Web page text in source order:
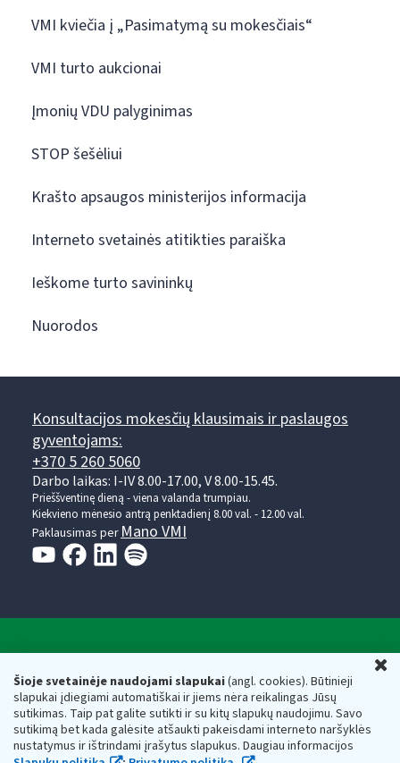
Šioje svetainėje naudojami slapukai(angl. cookies). Būtinieji
slapukai įdiegiami automatiškai ir jiems nėra reikalingas Jūsų
sutikimas. Taip pat galite sutikti ir su kitų slapukų naudojimu. Savo
sutikimą bet kada galėsite atšaukti pakeisdami interneto naršyklės
nustatymus ir ištrindami įrašytus slapukus. Daugiau informacijos
VMI kviečia į „Pasimatymą su mokesčiais“
VMI turto aukcionai
Įmonių VDU palyginimas
STOP šešėliui
Krašto apsaugos ministerijos informacija
Interneto svetainės atitikties paraiška
Ieškome turto savininkų
Nuorodos
Konsultacijos mokesčių klausimais ir paslaugos
gyventojams:
+370 5 260 5060
Darbo laikas: I-IV 8.00-17.00, V 8.00-15.45.
Prieššventinę dieną - viena valanda trumpiau.
Kiekvieno mėnesio antrą penktadienį 8.00 val. - 12.00 val.
Paklausimas perMano VMI
Valstybinė mokesčių inspekcija prie Lietuvos
Respublikos finansų ministerijos
Biudžetinė įstaiga. Juridinio asmens kodas — 188659752,
adresas: Vasario 16-osios g. 14, 01107 Vilnius, Lietuva, el.paštas:
vmi@vmi.lt , E. pristatymo dėžutės adresas 188659752
Duomenys apie Valstybinę mokesčių inspekciją prie Lietuvos